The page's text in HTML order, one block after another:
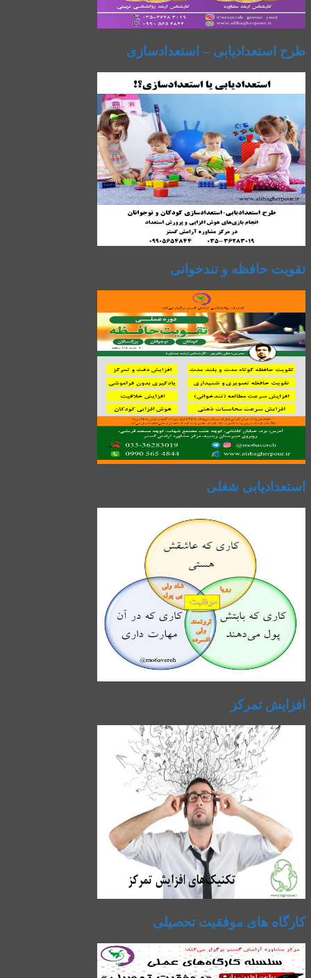
طرح استعدادیابی – استعدادسازی
تقویت حافظه و تندخوانی
استعدادیابی شغلی
افزایش تمرکز
کارگاه های موفقیت تحصیلی